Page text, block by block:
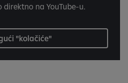
direktno na YouTube-u.
"kolačiće"